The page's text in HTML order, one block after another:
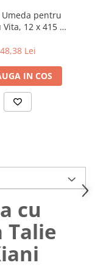
Umeda pentru
Vita, 12 x 415 g,
48,38 Lei
IN COS
cu
Talie